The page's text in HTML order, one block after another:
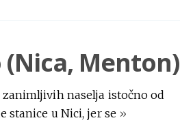
(Nica, Menton)
naselja istočno od
stanice u Nici, jer se »